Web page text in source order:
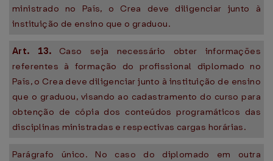
ministrado no País, o Crea deve diligenciar junto à
instituição de ensino que o graduou.
Art. 13. Caso seja necessário obter informações
referentes à formação do profissional diplomado no
País, o Crea deve diligenciar junto à instituição de ensino
que o graduou, visando ao cadastramento do curso para
obtenção de cópia dos conteúdos programáticos das
disciplinas ministradas e respectivas cargas horárias.
Parágrafo único. No caso do diplomado em outra